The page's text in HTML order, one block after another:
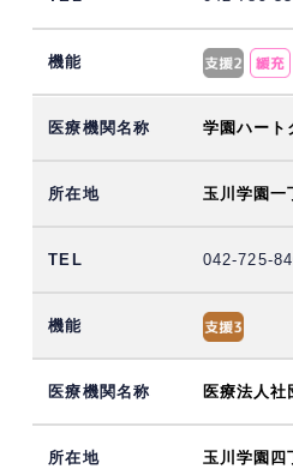
学園ハート
玉川学園一
042-725-
医療法人
玉川学園